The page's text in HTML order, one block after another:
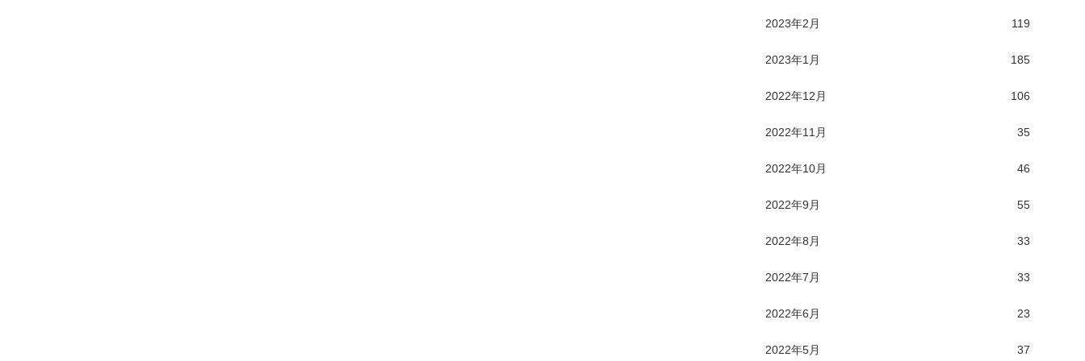
2023年2月 119
2023年1月 185
2022年12月 106
2022年11月 35
2022年10月 46
2022年9月 55
2022年8月 33
2022年7月 33
2022年6月 23
2022年5月 37